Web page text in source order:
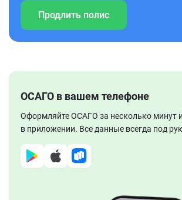
Продлить полис
ОСАГО в вашем телефоне
Оформляйте ОСАГО за несколько минут
в приложении. Все данные всегда под